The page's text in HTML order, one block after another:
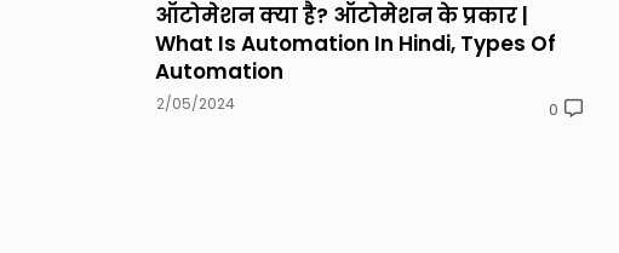
ऑटोमेशन क्या है? ऑटोमेशन के प्रकार |
What Is Automation In Hindi, Types Of
Automation
2/05/2024 0